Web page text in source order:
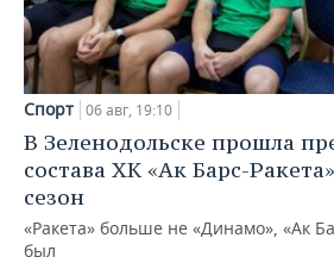
Спорт 06 авг, 19:10
В Зеленодольске прошла
состава ХК «Ак Барс-
сезон
«Ракета» больше не «Динамо», «Ак
был